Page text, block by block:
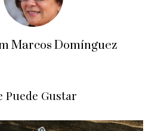
Marcos Domínguez
Puede Gustar